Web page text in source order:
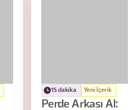
15 dakika Yeni İçerik
Perde Arkası AI: